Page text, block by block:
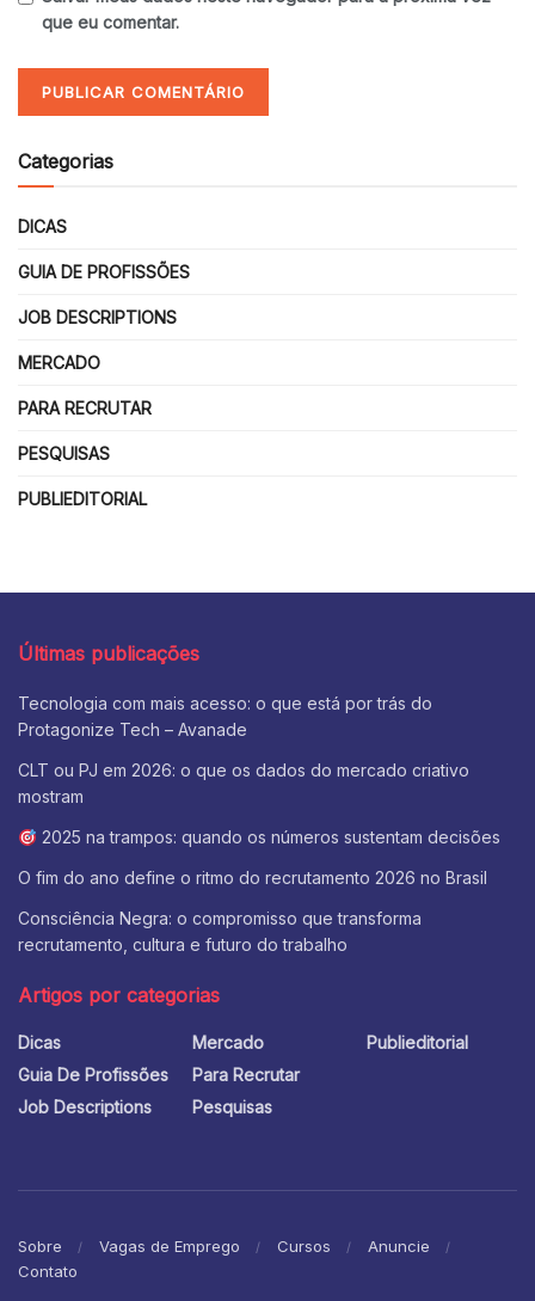
que eu comentar.
Categorias
DICAS
GUIA DE PROFISSÕES
JOB DESCRIPTIONS
MERCADO
PARA RECRUTAR
PESQUISAS
PUBLIEDITORIAL
Últimas publicações
Tecnologia com mais acesso: o que está por trás do
Protagonize Tech – Avanade
CLT ou PJ em 2026: o que os dados do mercado criativo
mostram
2025 na trampos: quando os números sustentam decisões
O fim do ano define o ritmo do recrutamento 2026 no Brasil
Consciência Negra: o compromisso que transforma
recrutamento, cultura e futuro do trabalho
Artigos por categorias
Dicas
Guia De Profissões
Job Descriptions
Mercado
Para Recrutar
Pesquisas
Publieditorial
Sobre Vagas de Emprego Cursos
Anuncie
Contato